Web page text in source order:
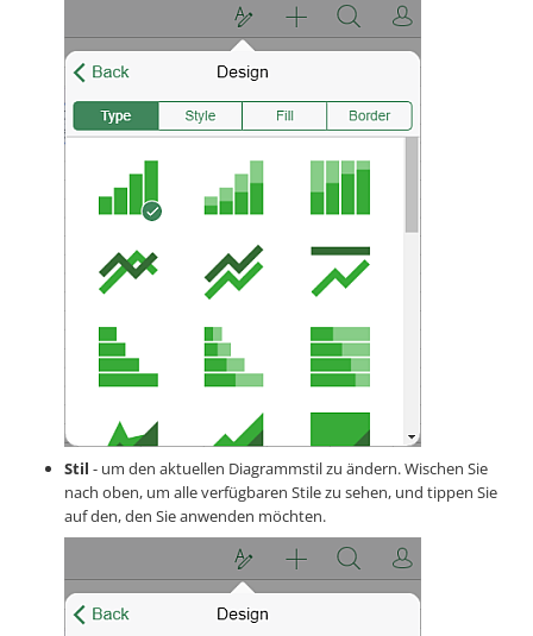
Stil - um den aktuellen Diagrammstil zu ändern. Wischen Sie
nach oben, um alle verfügbaren Stile zu sehen, und tippen Sie
auf den, den Sie anwenden möchten.